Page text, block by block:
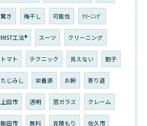
驚き 梅干し 可能性 ｸﾘｰﾆﾝｸﾞ
MIST工法® スーツ クリーニング
トマト テクニック 見えない 胞子
たじみし 栄養源 お餅 寄り道
上田市 透明 窓ガラス クレーム
飯田市 無料 見積もり 佐久市